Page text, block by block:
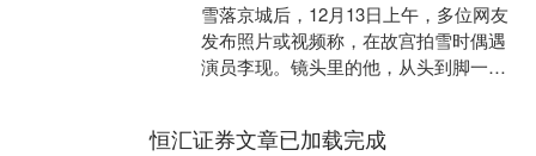
雪落京城后，12月13日上午，多位网友
发布照片或视频称，在故宫拍雪时偶遇
演员李现。镜头里的他，从头到脚一身
恒汇证券文章已加载完成